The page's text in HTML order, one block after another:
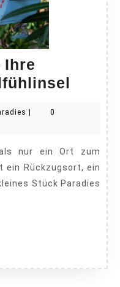
Ihre
Garten0
ein Rückzugsort, ein
Stück Paradies